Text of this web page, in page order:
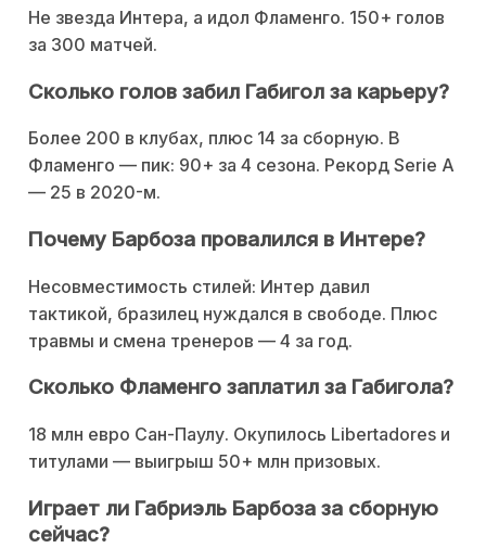
Не звезда Интера, а идол Фламенго. 150+ голов
за 300 матчей.
Сколько голов забил Габигол за карьеру?
Более 200 в клубах, плюс 14 за сборную. В
Фламенго — пик: 90+ за 4 сезона. Рекорд Serie A
— 25 в 2020-м.
Почему Барбоза провалился в Интере?
Несовместимость стилей: Интер давил
тактикой, бразилец нуждался в свободе. Плюс
травмы и смена тренеров — 4 за год.
Сколько Фламенго заплатил за Габигола?
18 млн евро Сан-Паулу. Окупилось Libertadores и
титулами — выигрыш 50+ млн призовых.
Играет ли Габриэль Барбоза за сборную
сейчас?